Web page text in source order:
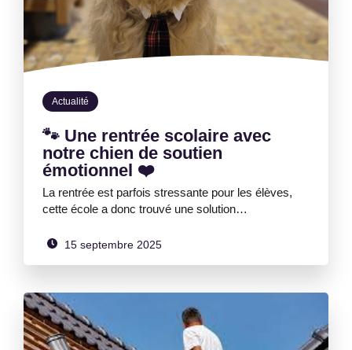
Actualité
🐾 Une rentrée scolaire avec
notre chien de soutien
émotionnel ❤️
La rentrée est parfois stressante pour les élèves,
cette école a donc trouvé une solution…
15 septembre 2025